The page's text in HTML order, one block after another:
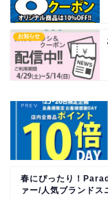
お知らせ
春にぴったり！
ァー/人気ブランドス